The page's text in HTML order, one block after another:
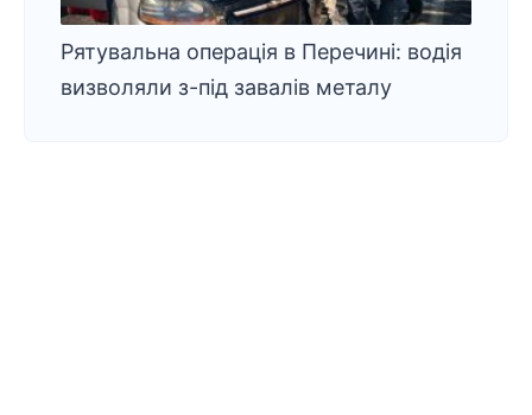
Рятувальна операція в Перечині: водія
визволяли з-під завалів металу